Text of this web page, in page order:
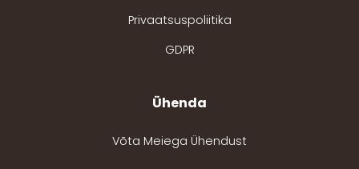
Privaatsuspoliitika
GDPR
Ühenda
Võta Meiega Ühendust